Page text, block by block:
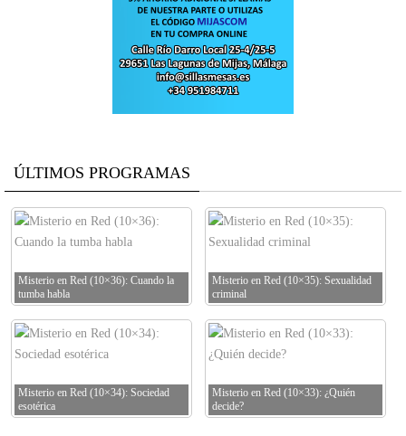
ÚLTIMOS PROGRAMAS
Misterio en Red (10×36): Cuando la
tumba habla
Misterio en Red (10×35): Sexualidad
criminal
Misterio en Red (10×34): Sociedad
esotérica
Misterio en Red (10×33): ¿Quién
decide?